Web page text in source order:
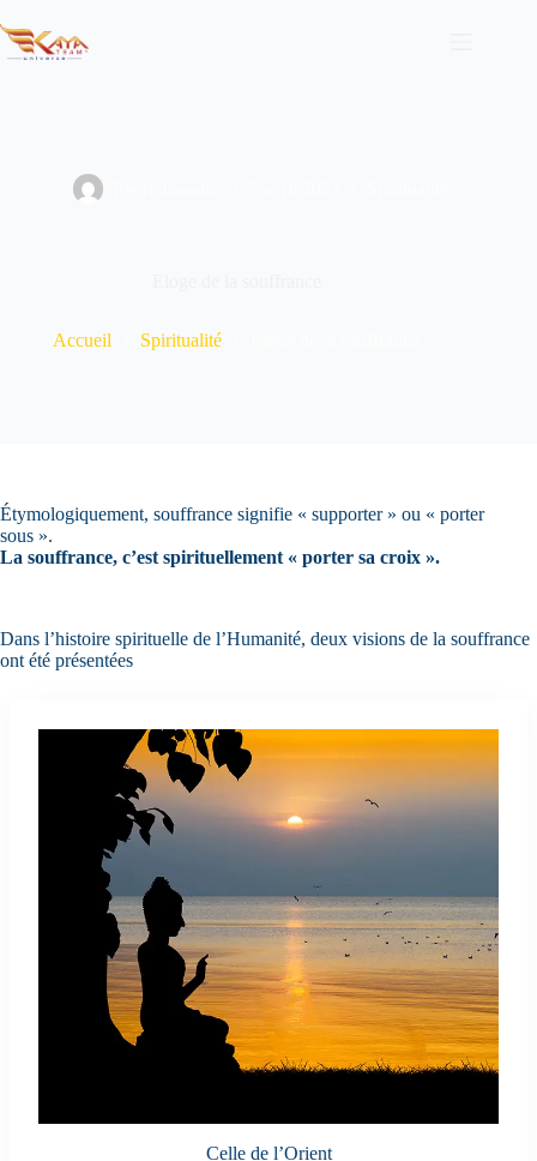
au
contenu
Accueil Spiritualité
Étymologiquement, souffrance signifie « supporter » ou « porter
sous ».
La souffrance, c’est spirituellement « porter sa croix ».
Dans l’histoire spirituelle de l’Humanité, deux visions de la souffrance
ont été présentées
Celle de l’Orient